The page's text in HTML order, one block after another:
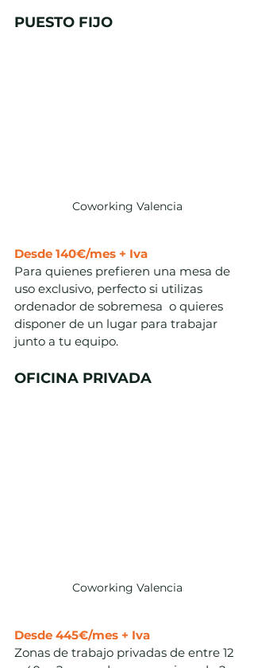
PUESTO FIJO
Coworking Valencia
Desde 140€/mes + Iva
Para quienes prefieren una mesa de
uso exclusivo, perfecto si utilizas
ordenador de sobremesa  o quieres
disponer de un lugar para trabajar
junto a tu equipo.
OFICINA PRIVADA
Coworking Valencia
Desde 445€/mes + Iva
Zonas de trabajo privadas de entre 12